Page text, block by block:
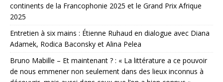
continents de la Francophonie 2025 et le Grand Prix Afrique
2025
Entretien à six mains : Étienne Ruhaud en dialogue avec Diana
Adamek, Rodica Baconsky et Alina Pelea
Bruno Mabille – Et maintenant ? : « La littérature a ce pouvoir
de nous emmener non seulement dans des lieux inconnus à